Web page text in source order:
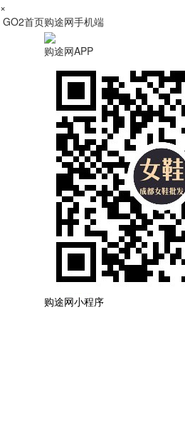
×
GO2首页购途网手机端
购途网APP
购途网小程序